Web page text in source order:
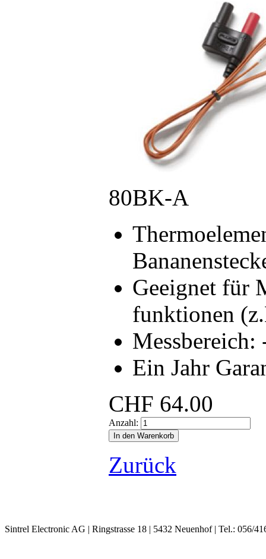
80BK-A
Geeignet für
funktionen
Messbereich:
Ein Jahr
CHF 64.00
Anzahl:
Zurück
Sintrel Electronic AG | Ringstrasse 18 | 5432 Neuenhof | Tel.: 056/